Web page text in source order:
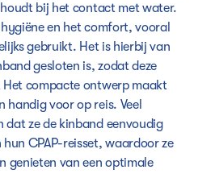
bij het contact met water.
en het comfort, vooral
gebruikt. Het is hierbij van
gesloten is, zodat deze
Het compacte ontwerp maakt
handig voor op reis. Veel
dat ze de kinband eenvoudig
hun CPAP-reisset, waardoor ze
genieten van een optimale